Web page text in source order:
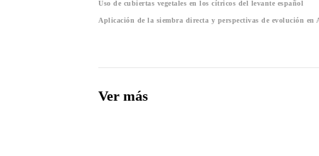
Uso de cubiertas vegetales en los cítricos del levante español
Aplicación de la siembra directa y perspectivas de evolución en
Ver más